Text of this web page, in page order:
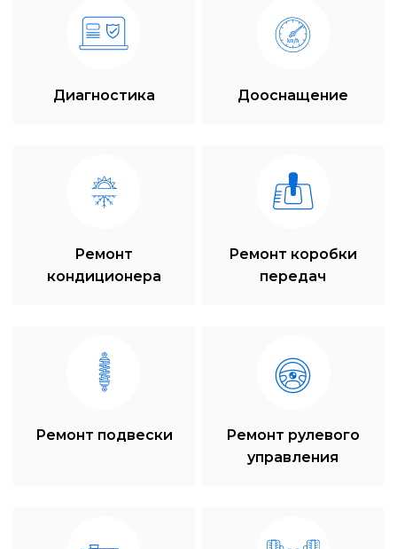
Диагностика Дооснащение
Ремонт
кондиционера
Ремонт коробки
передач
Ремонт подвески
Ремонт рулевого
управления